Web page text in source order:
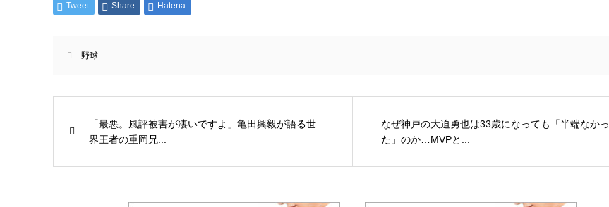
Tweet Share Hatena
野球
「最悪。風評被害が凄いですよ」亀田興毅が語る世
界王者の重岡兄...
なぜ神戸の大迫勇也は33歳になっても「半端なかっ
た」のか…MVPと...